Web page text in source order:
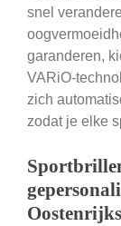
snel
garanderen,
VARiO-
zich
zodat je elke